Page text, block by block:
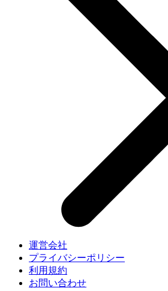
運営会社
プライバシーポリシー
利用規約
お問い合わせ